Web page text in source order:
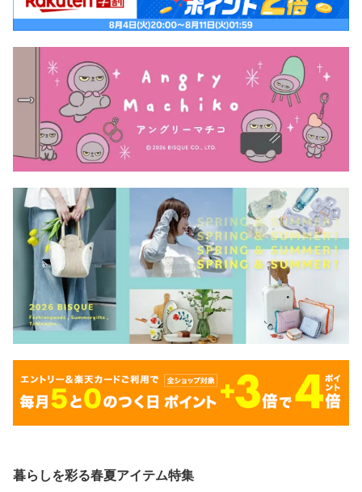
暮らしを彩る春夏アイテム特集